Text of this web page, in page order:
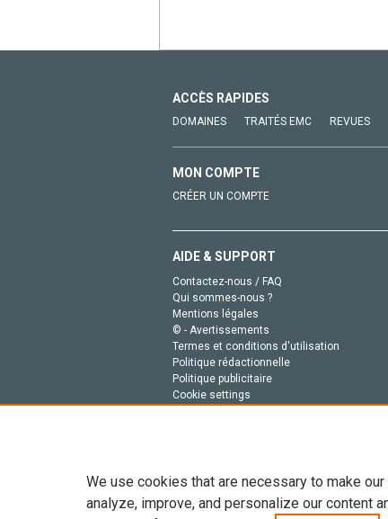
ACCÈS RAPIDES
DOMAINES TRAITÉS EMC REVUES
MON COMPTE
CRÉER UN COMPTE
AIDE & SUPPORT
Contactez-nous / FAQ
Qui sommes-nous ?
Mentions légales
© - Avertissements
Termes et conditions d'utilisation
Politique rédactionnelle
Politique publicitaire
Cookie settings
We use cookies that are necessary to make
analyze, improve, and personalize our content